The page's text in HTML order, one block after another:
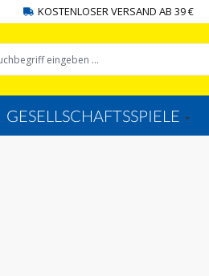
KOSTENLOSER VERSAND AB 39 €
GESELLSCHAFTSSPIELE